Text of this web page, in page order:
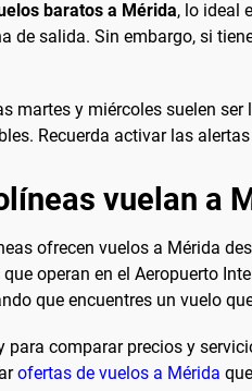
baratos a Mérida, lo ideal
de salida. Sin embargo, si
martes y miércoles suelen
Recuerda activar las
vuelan a
ofrecen vuelos a Mérida
operan en el Aeropuerto
que encuentres un vuelo
para comparar precios y
ofertas de vuelos a Mérida